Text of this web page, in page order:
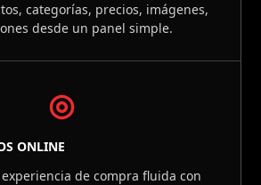
categorías, precios, imágenes,
desde un panel simple.
◎
ONLINE
de compra fluida con